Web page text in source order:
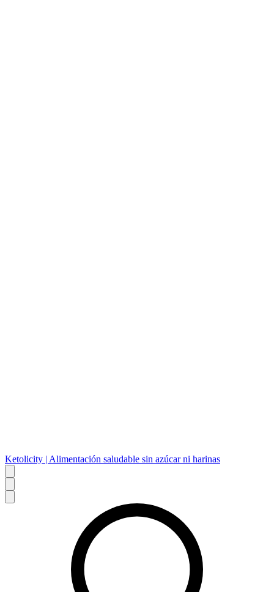
Ketolicity | Alimentación saludable sin azúcar ni harinas